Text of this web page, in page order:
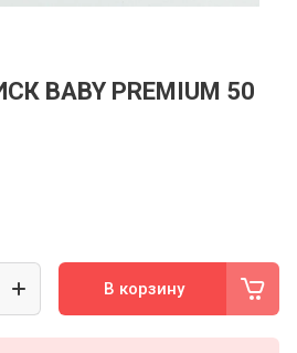
BABY PREMIUM 50
В корзину